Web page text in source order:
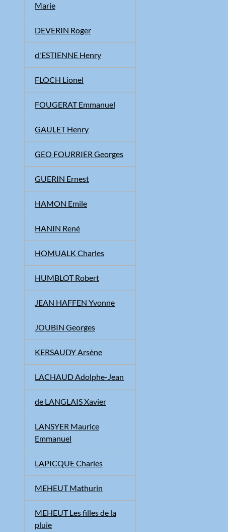
Marie
DEVERIN Roger
d'ESTIENNE Henry
FLOCH Lionel
FOUGERAT Emmanuel
GAULET Henry
GEO FOURRIER Georges
GUERIN Ernest
HAMON Emile
HANIN René
HOMUALK Charles
HUMBLOT Robert
JEAN HAFFEN Yvonne
JOUBIN Georges
KERSAUDY Arsène
LACHAUD Adolphe-Jean
de LANGLAIS Xavier
LANSYER Maurice
Emmanuel
LAPICQUE Charles
MEHEUT Mathurin
MEHEUT Les filles de la
pluie